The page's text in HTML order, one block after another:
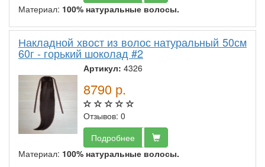
Материал: 100% натуральные волосы.
Накладной хвост из волос натуральный 50см
60г - горький шоколад #2
Артикул: 4326
8790 р.
Отзывов: 0
Подробнее
Материал: 100% натуральные волосы.